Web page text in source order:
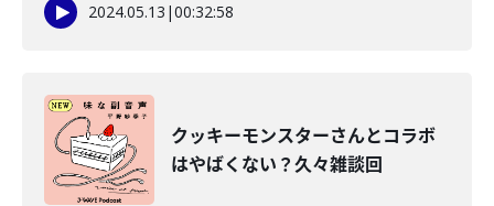
2024.05.13 |00:32:58
クッキーモンスターさんとコラボ
はやばくない？久々雑談回